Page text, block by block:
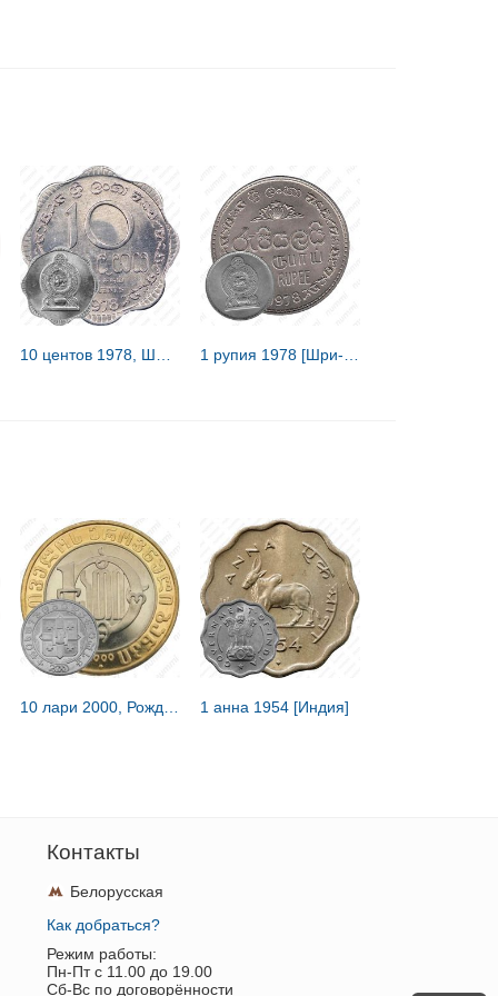
1 анна 1954 [Индия]
Контакты
Белорусская
Как добраться?
Режим работы:
Пн-Пт c 11.00 до 19.00
Сб-Вс по договорённости